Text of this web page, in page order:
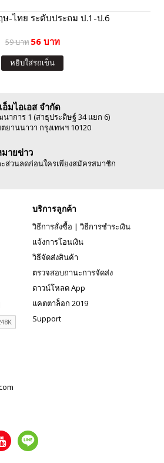
-ไทย ระดับประถม ป.1-ป.6
59 บาท56 บาท
หยิบใส่รถเข็น
มไอเอส จำกัด
าการ 1 (สาธุประดิษฐ์ 34 แยก 6)
ยานนาวา กรุงเทพฯ 10120
ายข่าว
ส่วนลดก่อนใครเพียงสมัครสมาชิก
บริการลูกค้า
วิธีการสั่งซื้อ | วิธีการชำระเงิน
แจ้งการโอนเงิน
วิธีจัดส่งสินค้า
ตรวจสอบถานะการจัดส่ง
ดาวน์โหลด App
แคตตาล็อก 2019
Support